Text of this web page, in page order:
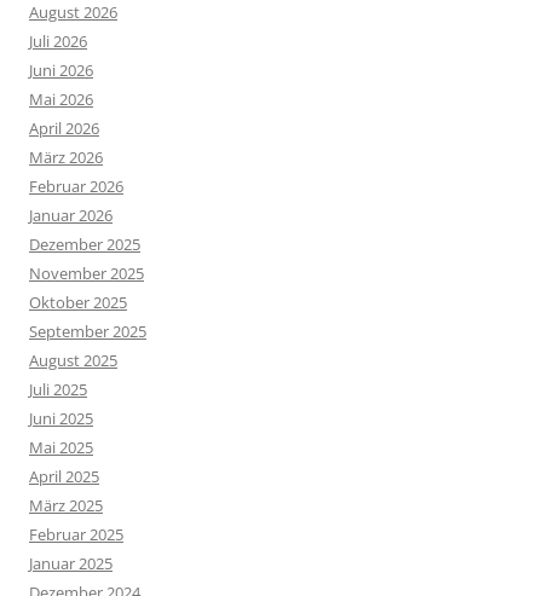
August 2026
Juli 2026
Juni 2026
Mai 2026
April 2026
März 2026
Februar 2026
Januar 2026
Dezember 2025
November 2025
Oktober 2025
September 2025
August 2025
Juli 2025
Juni 2025
Mai 2025
April 2025
März 2025
Februar 2025
Januar 2025